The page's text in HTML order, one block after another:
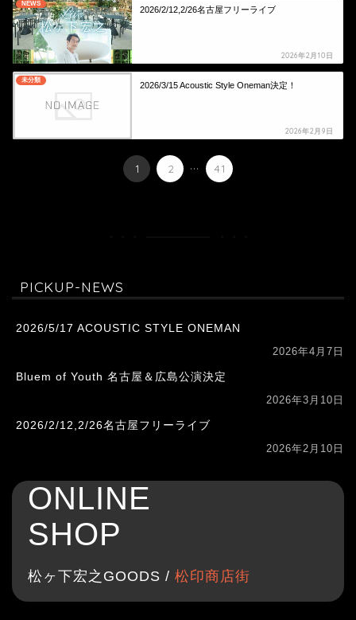
NEWS
2026/2/12,2/26名古屋フリーライブ
2026年2月10日
未分類
2026/3/15 Acoustic Style Oneman決定！
2026年2月9日
1 2 ... 41
PICKUP-NEWS
2026/5/17 ACOUSTIC STYLE ONEMAN
2026年4月7日
Bluem of Youth 名古屋＆広島公演決定
2026年3月10日
2026/2/12,2/26名古屋フリーライブ
2026年2月10日
ONLINE
SHOP
松ヶ下宏之GOODS / 松印商店街